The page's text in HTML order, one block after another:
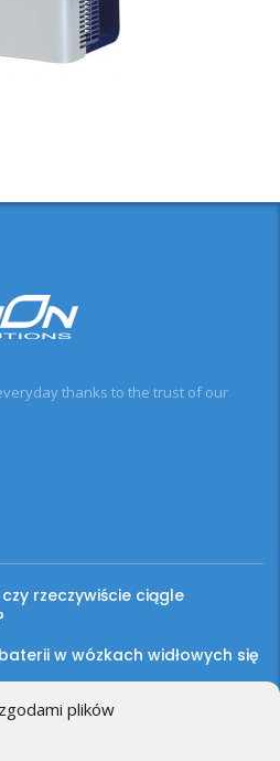
plików
thanks to the trust of our
rzeczywiście ciągle
w wózkach widłowych się